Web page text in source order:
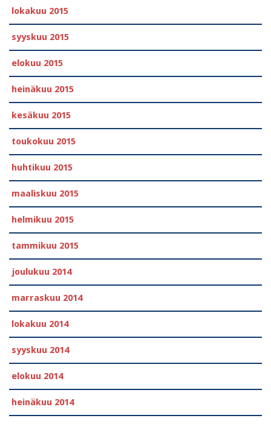
lokakuu 2015
syyskuu 2015
elokuu 2015
heinäkuu 2015
kesäkuu 2015
toukokuu 2015
huhtikuu 2015
maaliskuu 2015
helmikuu 2015
tammikuu 2015
joulukuu 2014
marraskuu 2014
lokakuu 2014
syyskuu 2014
elokuu 2014
heinäkuu 2014